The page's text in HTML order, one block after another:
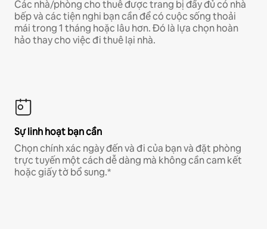
Các nhà/phòng cho thuê được trang bị đầy đủ có nhà
bếp và các tiện nghi bạn cần để có cuộc sống thoải
mái trong 1 tháng hoặc lâu hơn. Đó là lựa chọn hoàn
hảo thay cho việc đi thuê lại nhà.
Sự linh hoạt bạn cần
Chọn chính xác ngày đến và đi của bạn và đặt phòng
trực tuyến một cách dễ dàng mà không cần cam kết
hoặc giấy tờ bổ sung.*